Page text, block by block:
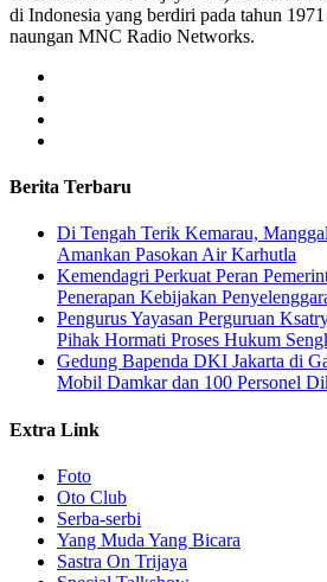
di Indonesia yang berdiri pada tahun
naungan MNC Radio Networks.
Berita Terbaru
​Di Tengah Terik Kemarau,
Amankan Pasokan Air Karhutla
Kemendagri Perkuat Peran
Penerapan Kebijakan
Pengurus Yayasan Perguruan
Pihak Hormati Proses Hukum
Gedung Bapenda DKI Jakarta di
Mobil Damkar dan 100 Personel
Extra Link
Foto
Oto Club
Serba-serbi
Yang Muda Yang Bicara
Sastra On Trijaya